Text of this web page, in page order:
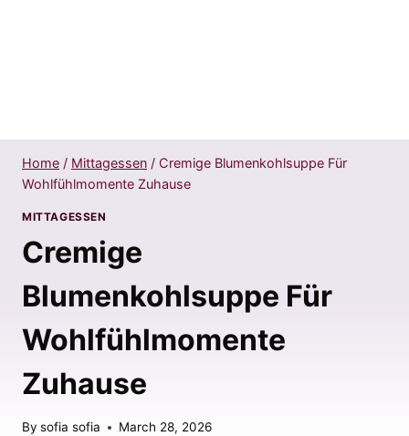
Home / Mittagessen / Cremige Blumenkohlsuppe Für
Wohlfühlmomente Zuhause
MITTAGESSEN
Cremige
Blumenkohlsuppe Für
Wohlfühlmomente
Zuhause
By sofia sofia March 28, 2026